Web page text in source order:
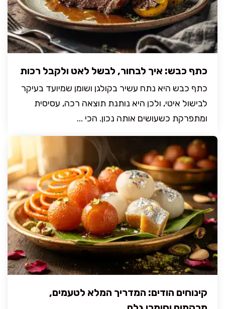
כתף כבש: איך לבחור, לבשל לאט ולקבל רכות
כתף כבש היא נתח עשיר בקולגן ושומן שמיועד בעיקר
לבישול איטי, ולכן היא נותנת תוצאה רכה, עסיסית
ומתפרקת כשעושים אותה נכון. הכי ...
קינוחים הודים: המדריך המלא לטעמים,